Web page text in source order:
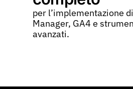
per l’implementazione
Manager, GA4 e
avanzati.